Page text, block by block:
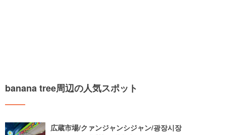
banana tree周辺の人気スポット
広蔵市場/クァンジャンシジャン/광장시장